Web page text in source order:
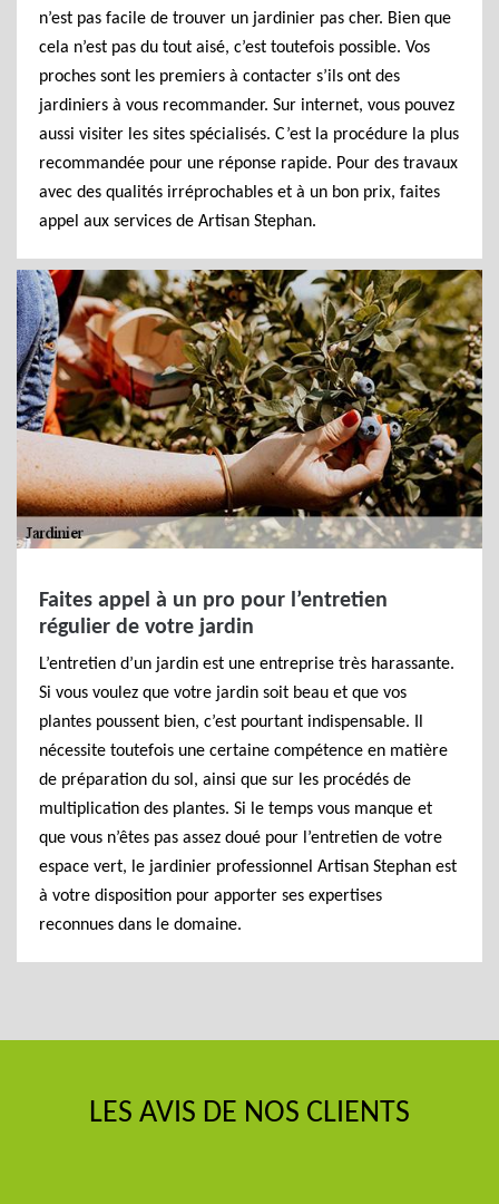
n’est pas facile de trouver un jardinier pas cher. Bien que
cela n’est pas du tout aisé, c’est toutefois possible. Vos
proches sont les premiers à contacter s’ils ont des
jardiniers à vous recommander. Sur internet, vous pouvez
aussi visiter les sites spécialisés. C’est la procédure la plus
recommandée pour une réponse rapide. Pour des travaux
avec des qualités irréprochables et à un bon prix, faites
appel aux services de Artisan Stephan.
Faites appel à un pro pour l’entretien
régulier de votre jardin
L’entretien d’un jardin est une entreprise très harassante.
Si vous voulez que votre jardin soit beau et que vos
plantes poussent bien, c’est pourtant indispensable. Il
nécessite toutefois une certaine compétence en matière
de préparation du sol, ainsi que sur les procédés de
multiplication des plantes. Si le temps vous manque et
que vous n’êtes pas assez doué pour l’entretien de votre
espace vert, le jardinier professionnel Artisan Stephan est
à votre disposition pour apporter ses expertises
reconnues dans le domaine.
LES AVIS DE NOS CLIENTS